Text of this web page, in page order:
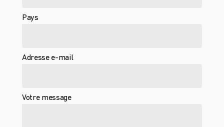
Pays
Adresse e-mail
Votre message